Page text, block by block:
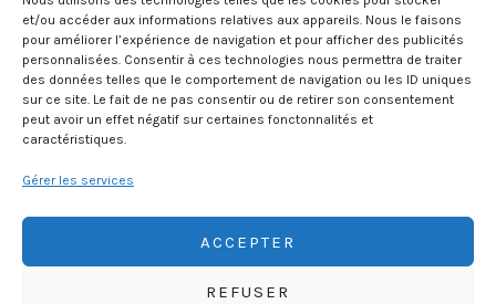
et/ou accéder aux informations relatives aux appareils. Nous le faisons
pour améliorer l’expérience de navigation et pour afficher des publicités
personnalisées. Consentir à ces technologies nous permettra de traiter
des données telles que le comportement de navigation ou les ID uniques
sur ce site. Le fait de ne pas consentir ou de retirer son consentement
peut avoir un effet négatif sur certaines fonctonnalités et
caractéristiques.
Gérer les services
ACCEPTER
REFUSER
Les Aventures De Pinocchio
31 juillet 2026